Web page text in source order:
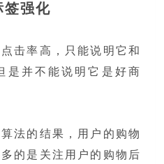
签强化
击率高，只能说明它和
是并不能说明它是好商
法的结果，用户的购物
的是关注用户的购物后